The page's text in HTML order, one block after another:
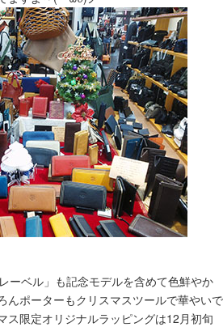
ーベル」も記念モデルを含めて色鮮やか
ポーターもクリスマスツールで華やいで
限定オリジナルラッピングは12月初旬